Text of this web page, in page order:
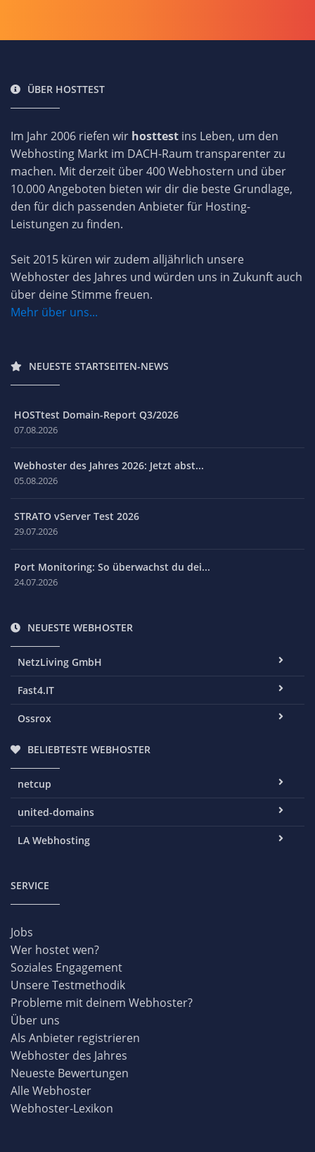
ÜBER HOSTTEST
Im Jahr 2006 riefen wir hosttest ins Leben, um den
Webhosting Markt im DACH-Raum transparenter zu
machen. Mit derzeit über 400 Webhostern und über
10.000 Angeboten bieten wir dir die beste Grundlage,
den für dich passenden Anbieter für Hosting-
Leistungen zu finden.
Seit 2015 küren wir zudem alljährlich unsere
Webhoster des Jahres und würden uns in Zukunft auch
über deine Stimme freuen.
Mehr über uns...
NEUESTE STARTSEITEN-NEWS
HOSTtest Domain-Report Q3/2026
07.08.2026
Webhoster des Jahres 2026: Jetzt abst...
05.08.2026
STRATO vServer Test 2026
29.07.2026
Port Monitoring: So überwachst du dei...
24.07.2026
NEUESTE WEBHOSTER
NetzLiving GmbH
Fast4.IT
Ossrox
BELIEBTESTE WEBHOSTER
netcup
united-domains
LA Webhosting
SERVICE
Jobs
Wer hostet wen?
Soziales Engagement
Unsere Testmethodik
Probleme mit deinem Webhoster?
Über uns
Als Anbieter registrieren
Webhoster des Jahres
Neueste Bewertungen
Alle Webhoster
Webhoster-Lexikon